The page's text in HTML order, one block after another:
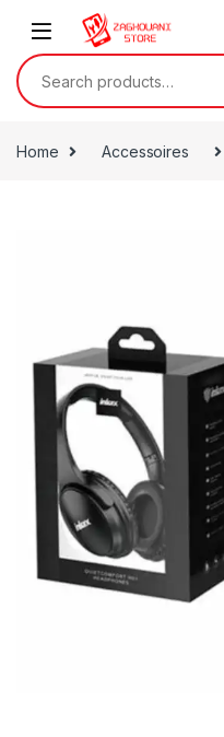
Home Accessoires